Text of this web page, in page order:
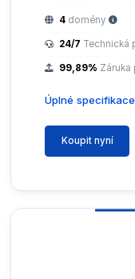
4 domény
24/7 Technická
99,89%
Úplné specifikace
Koupit nyní